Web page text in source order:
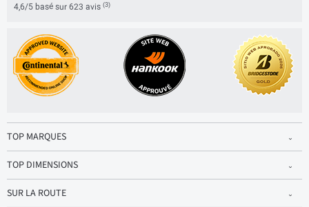
4,6/5 basé sur 623 avis (3)
TOP MARQUES
TOP DIMENSIONS
SUR LA ROUTE